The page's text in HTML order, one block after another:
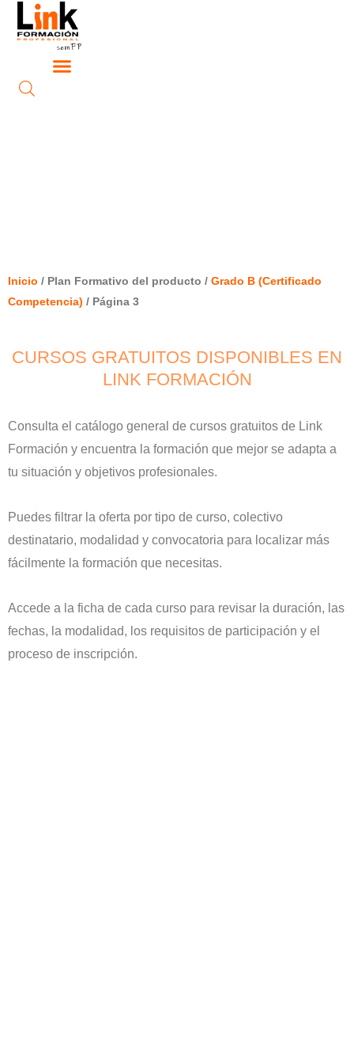
Inicio / Plan Formativo del producto / Grado B (Certificado
Competencia) / Página 3
CURSOS GRATUITOS DISPONIBLES EN
LINK FORMACIÓN
Consulta el catálogo general de cursos gratuitos de Link
Formación y encuentra la formación que mejor se adapta a
tu situación y objetivos profesionales.
Puedes filtrar la oferta por tipo de curso, colectivo
destinatario, modalidad y convocatoria para localizar más
fácilmente la formación que necesitas.
Accede a la ficha de cada curso para revisar la duración, las
fechas, la modalidad, los requisitos de participación y el
proceso de inscripción.